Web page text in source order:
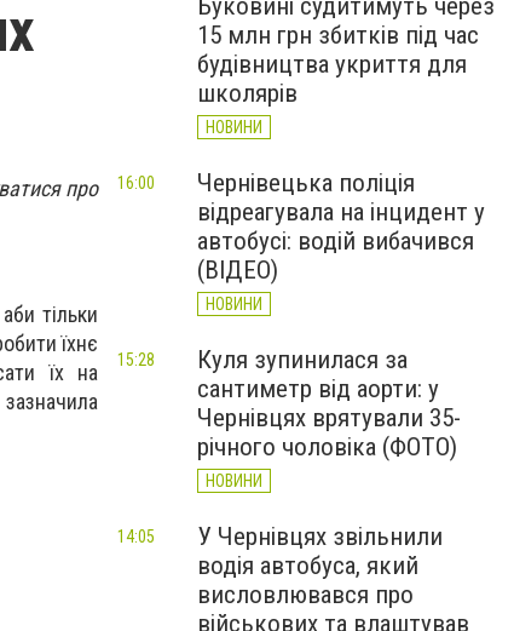
про
тільки
їхнє
їх на
Буковині судитимуть через
15 млн грн збитків під час
будівництва укриття для
школярів
НОВИНИ
Чернівецька поліція
відреагувала на інцидент у
автобусі: водій вибачився
(ВІДЕО)
НОВИНИ
16:00
Куля зупинилася за
сантиметр від аорти: у
Чернівцях врятували 35-
річного чоловіка (ФОТО)
НОВИНИ
15:28
У Чернівцях звільнили
водія автобуса, який
висловлювався про
військових та влаштував
14:05